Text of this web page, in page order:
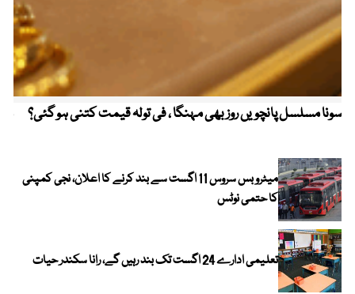
سونا مسلسل پانچویں روز بھی مہنگا ، فی تولہ قیمت کتنی ہو گئی؟
میٹرو بس سروس 11 اگست سے بند کرنے کا اعلان، نجی کمپنی
کا حتمی نوٹس
تعلیمی ادارے 24 اگست تک بند رہیں گے، رانا سکندر حیات